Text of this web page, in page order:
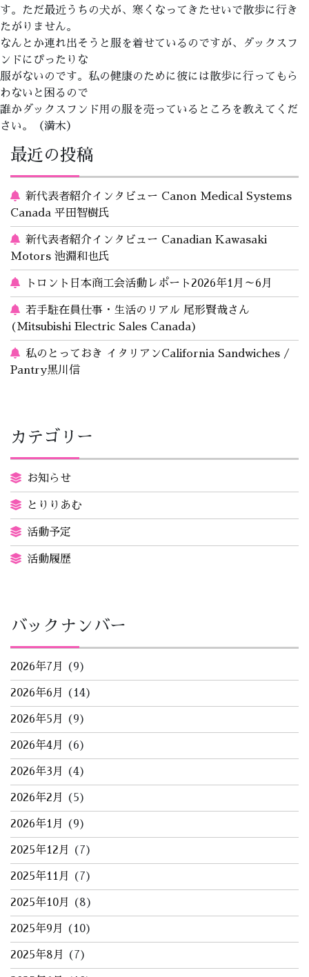
す。ただ最近うちの犬が、寒くなってきたせいで散歩に行き
たがりません。
なんとか連れ出そうと服を着せているのですが、ダックスフ
ンドにぴったりな
服がないのです。私の健康のために彼には散歩に行ってもら
わないと困るので
誰かダックスフンド用の服を売っているところを教えてくだ
さい。（満木）
最近の投稿
新代表者紹介インタビュー Canon Medical Systems
Canada 平田智樹氏
新代表者紹介インタビュー Canadian Kawasaki
Motors 池淵和也氏
トロント日本商工会活動レポート2026年1月～6月
若手駐在員仕事・生活のリアル 尾形賢哉さん
(Mitsubishi Electric Sales Canada)
私のとっておき イタリアンCalifornia Sandwiches /
Pantry黒川信
カテゴリー
お知らせ
とりりあむ
活動予定
活動履歴
バックナンバー
2026年7月 (9)
2026年6月 (14)
2026年5月 (9)
2026年4月 (6)
2026年3月 (4)
2026年2月 (5)
2026年1月 (9)
2025年12月 (7)
2025年11月 (7)
2025年10月 (8)
2025年9月 (10)
2025年8月 (7)